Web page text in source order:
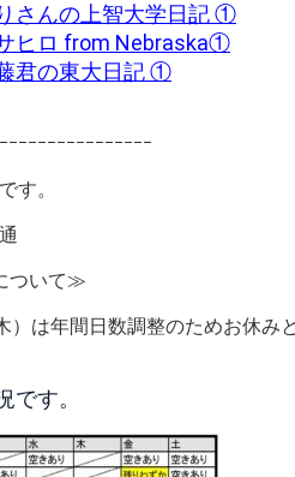
さんの上智大学日記 ①
ヒロ from Nebraska①
君の東大日記 ①
ｰｰｰｰｰｰｰｰｰｰｰｰｰｰｰ
す。
ついて≫
）は年間日数調整のためお休み
です。